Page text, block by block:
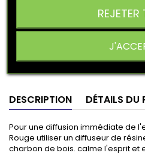
converti en un bon de réduction

Derniers articles en stock
DESCRIPTION DÉTAILS DU
Pour une diffusion immédiate de
Rouge utiliser un diffuseur de
charbon de bois. calme l'esprit et